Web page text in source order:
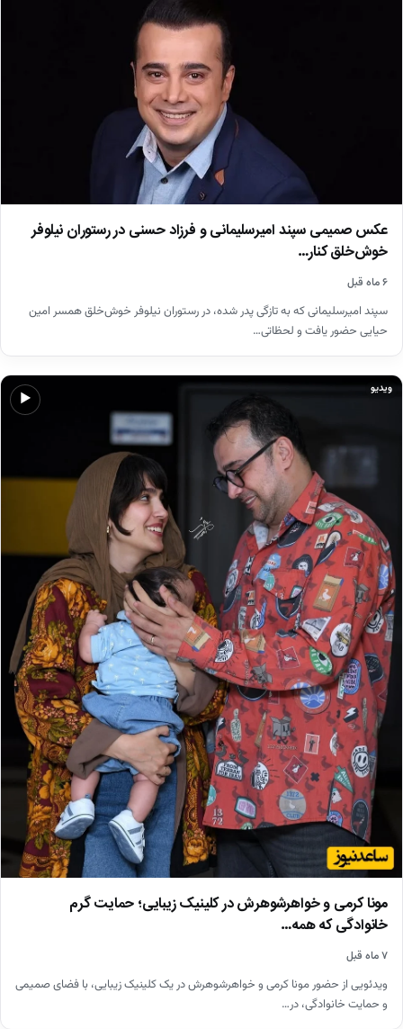
عکس صمیمی سپند امیرسلیمانی و فرزاد حسنی در رستوران نیلوفر
خوش‌خلق کنار…
۶ ماه قبل
سپند امیرسلیمانی که به تازگی پدر شده، در رستوران نیلوفر خوش‌خلق همسر امین
حیایی حضور یافت و لحظاتی…
▶
ویدیو
مونا کرمی و خواهرشوهرش در کلینیک زیبایی؛ حمایت گرم
خانوادگی که همه…
۷ ماه قبل
ویدئویی از حضور مونا کرمی و خواهرشوهرش در یک کلینیک زیبایی، با فضای صمیمی
و حمایت خانوادگی، در…